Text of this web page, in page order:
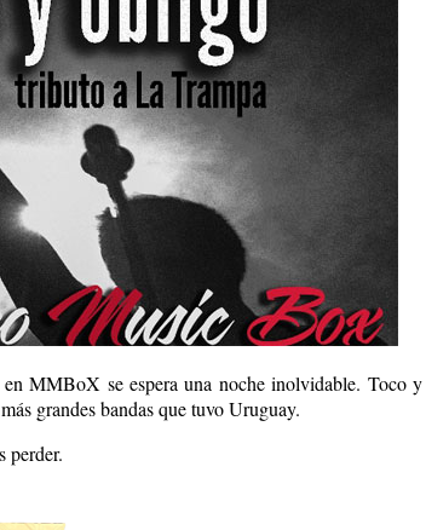
MMBoX se espera una noche inolvidable. Toco y
grandes bandas que tuvo Uruguay.
perder.